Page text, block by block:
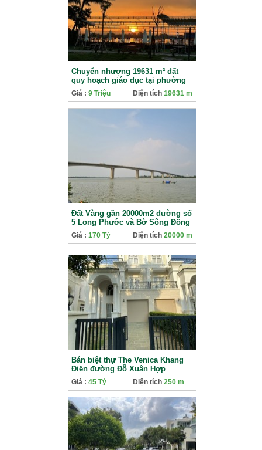
Chuyển nhượng 19631 m² đất
quy hoạch giáo dục tại phường
Long Phước
Giá : 9 Triệu Diện tích 19631 m
Đất Vàng gần 20000m2 đường số
5 Long Phước và Bờ Sông Đồng
Nai Cơ Hội Đầu Tư Vàng
Giá : 170 Tỷ Diện tích 20000 m
Bán biệt thự The Venica Khang
Điền đường Đỗ Xuân Hợp
Giá : 45 Tỷ Diện tích 250 m